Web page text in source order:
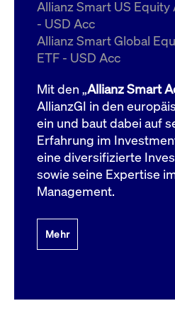
Allianz Smart US Equity
- USD Acc
Allianz Smart Global
ETF - USD Acc
Mit den „Allianz Smart
AllianzGI in den
ein und baut dabei auf
Erfahrung im
eine diversifizierte
sowie seine Expertise
Management.
Mehr
ApplicationGatewayAffinityCORS
Domain